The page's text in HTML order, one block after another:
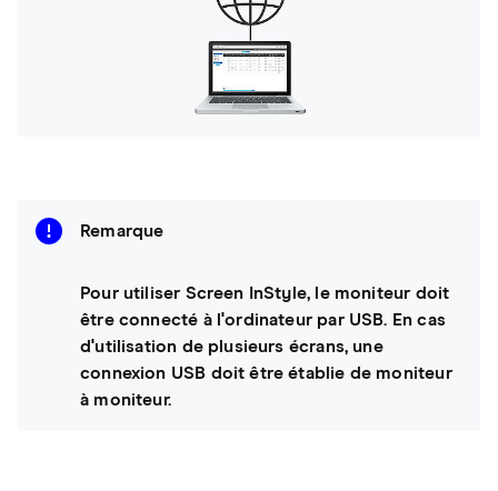
Remarque
Pour utiliser Screen InStyle, le moniteur doit
être connecté à l'ordinateur par USB. En cas
d'utilisation de plusieurs écrans, une
connexion USB doit être établie de moniteur
à moniteur.